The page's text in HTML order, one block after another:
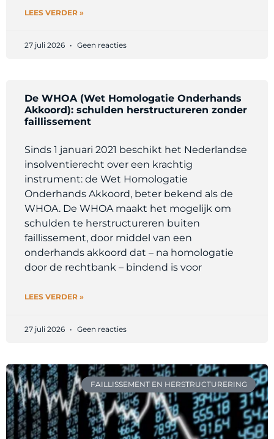
LEES VERDER »
27 juli 2026 Geen reacties
De WHOA (Wet Homologatie Onderhands
Akkoord): schulden herstructureren zonder
faillissement
Sinds 1 januari 2021 beschikt het Nederlandse
insolventierecht over een krachtig
instrument: de Wet Homologatie
Onderhands Akkoord, beter bekend als de
WHOA. De WHOA maakt het mogelijk om
schulden te herstructureren buiten
faillissement, door middel van een
onderhands akkoord dat – na homologatie
door de rechtbank – bindend is voor
LEES VERDER »
27 juli 2026 Geen reacties
FAILLISSEMENT EN HERSTRUCTURERING